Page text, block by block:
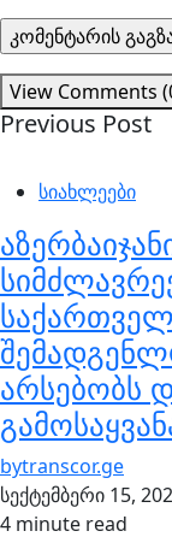
View Comments
Previous Post
სიახლეები
არსებობს
bytranscor.ge
სექტემბერი 15,
4 minute read